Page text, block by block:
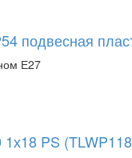
подвесная
Е27
PS